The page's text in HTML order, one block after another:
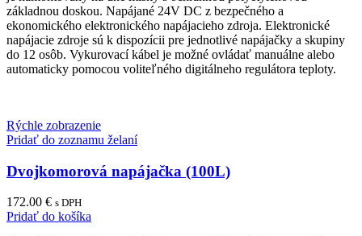
základnou doskou. Napájané 24V DC z bezpečného a
ekonomického elektronického napájacieho zdroja. Elektronické
napájacie zdroje sú k dispozícii pre jednotlivé napájačky a skupiny
do 12 osôb. Vykurovací kábel je možné ovládať manuálne alebo
automaticky pomocou voliteľného digitálneho regulátora teploty.
Rýchle zobrazenie
Pridať do zoznamu želaní
Dvojkomorová napájačka (100L)
172.00 € s DPH
Pridať do košíka